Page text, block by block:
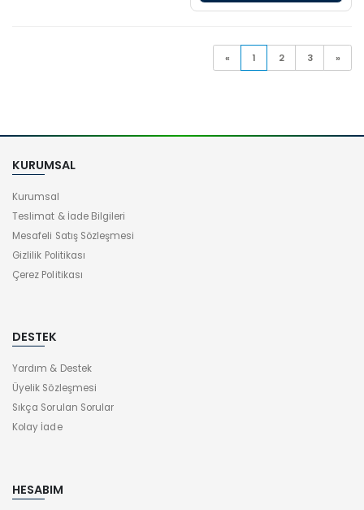
« 1 2 3 »
KURUMSAL
Kurumsal
Teslimat & İade Bilgileri
Mesafeli Satış Sözleşmesi
Gizlilik Politikası
Çerez Politikası
DESTEK
Yardım & Destek
Üyelik Sözleşmesi
Sıkça Sorulan Sorular
Kolay İade
HESABIM